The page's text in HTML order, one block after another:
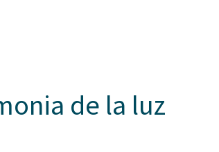
de la luz